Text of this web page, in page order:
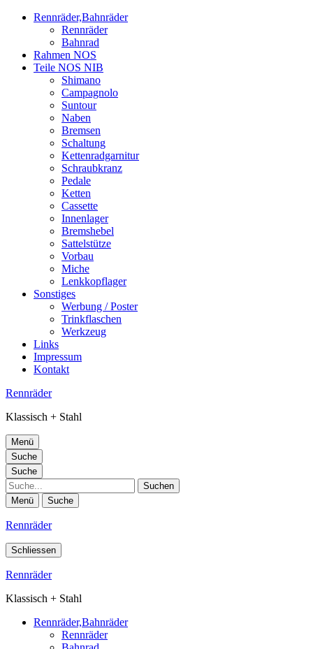
Rennräder,Bahnräder
Rennräder
Bahnrad
Rahmen NOS
Teile NOS NIB
Shimano
Campagnolo
Suntour
Naben
Bremsen
Schaltung
Kettenradgarnitur
Schraubkranz
Pedale
Ketten
Cassette
Innenlager
Bremshebel
Sattelstütze
Vorbau
Miche
Lenkkopflager
Sonstiges
Werbung / Poster
Trinkflaschen
Werkzeug
Links
Impressum
Kontakt
Rennräder
Klassisch + Stahl
Menü
Suche
Suche
Suche
Menü Suche
Rennräder
Schliessen
Rennräder
Klassisch + Stahl
Rennräder,Bahnräder
Rennräder